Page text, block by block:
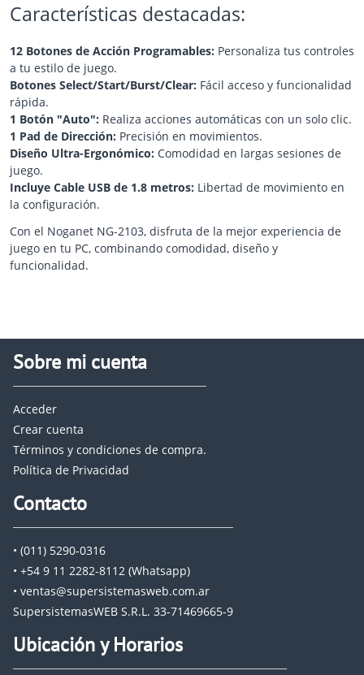
Características destacadas:
12 Botones de Acción Programables: Personaliza tus controles
a tu estilo de juego.
Botones Select/Start/Burst/Clear: Fácil acceso y funcionalidad
rápida.
1 Botón "Auto": Realiza acciones automáticas con un solo clic.
1 Pad de Dirección: Precisión en movimientos.
Diseño Ultra-Ergonómico: Comodidad en largas sesiones de
juego.
Incluye Cable USB de 1.8 metros: Libertad de movimiento en
la configuración.
Con el Noganet NG-2103, disfruta de la mejor experiencia de
juego en tu PC, combinando comodidad, diseño y
funcionalidad.
Sobre mi cuenta
Acceder
Crear cuenta
Términos y condiciones de compra.
Política de Privacidad
Contacto
• (011) 5290-0316
• +54 9 11 2282-8112 (Whatsapp)
• ventas@supersistemasweb.com.ar
SupersistemasWEB S.R.L. 33-71469665-9
Ubicación y Horarios